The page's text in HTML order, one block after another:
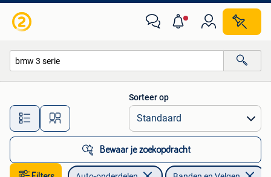
Alle afstanden…
Sorteer op
Bewaar je zoekopdracht